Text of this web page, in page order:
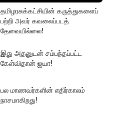
தமிழரசுக்கட்சியின் கருத்துகளைப்
பற்றி அவர் கவலைப்படத்
தேவையில்லை!
இது அதனுடன் சம்பந்தப்பட்ட
கேள்விதான் ஐயா!
பல மாணவர்களின் எதிர்காலம்
நாசமாகிறது!